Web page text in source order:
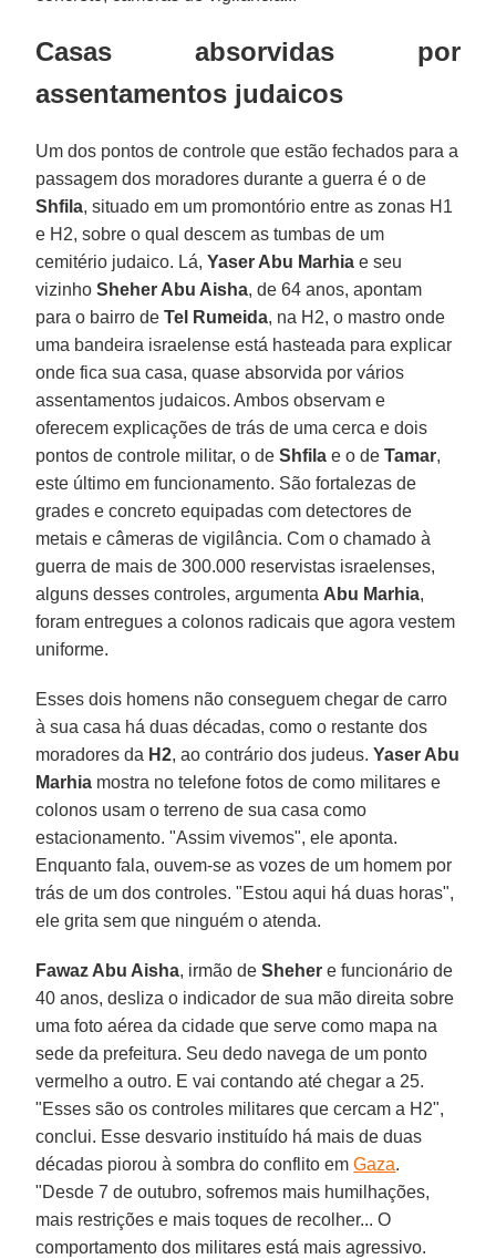
Casas absorvidas por
assentamentos judaicos
Um dos pontos de controle que estão fechados para a
passagem dos moradores durante a guerra é o de
Shfila, situado em um promontório entre as zonas H1
e H2, sobre o qual descem as tumbas de um
cemitério judaico. Lá,Yaser Abu Marhia e seu
vizinhoSheher Abu Aisha, de 64 anos, apontam
para o bairro deTel Rumeida, na H2, o mastro onde
uma bandeira israelense está hasteada para explicar
onde fica sua casa, quase absorvida por vários
assentamentos judaicos. Ambos observam e
oferecem explicações de trás de uma cerca e dois
pontos de controle militar, o deShfila e o deTamar,
este último em funcionamento. São fortalezas de
grades e concreto equipadas com detectores de
metais e câmeras de vigilância. Com o chamado à
guerra de mais de 300.000 reservistas israelenses,
alguns desses controles, argumenta Abu Marhia,
foram entregues a colonos radicais que agora vestem
uniforme.
Esses dois homens não conseguem chegar de carro
à sua casa há duas décadas, como o restante dos
moradores da H2, ao contrário dos judeus.Yaser Abu
Marhia mostra no telefone fotos de como militares e
colonos usam o terreno de sua casa como
estacionamento. "Assim vivemos", ele aponta.
Enquanto fala, ouvem-se as vozes de um homem por
trás de um dos controles. "Estou aqui há duas horas",
ele grita sem que ninguém o atenda.
Fawaz Abu Aisha, irmão de Sheher e funcionário de
40 anos, desliza o indicador de sua mão direita sobre
uma foto aérea da cidade que serve como mapa na
sede da prefeitura. Seu dedo navega de um ponto
vermelho a outro. E vai contando até chegar a 25.
"Esses são os controles militares que cercam a H2",
conclui. Esse desvario instituído há mais de duas
décadas piorou à sombra do conflito emGaza.
"Desde 7 de outubro, sofremos mais humilhações,
mais restrições e mais toques de recolher... O
comportamento dos militares está mais agressivo.